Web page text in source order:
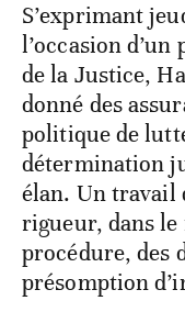
S’exprimant
l’occasion
de la Justice,
donné des
politique de
détermination
élan. Un travail
rigueur, dans le
procédure, des
présomption